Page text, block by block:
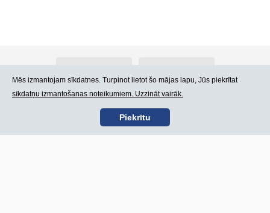
Kontakti Lietošanas noteikumi
Mēs izmantojam sīkdatnes. Turpinot lietot šo mājas lapu, Jūs piekrītat
sīkdatņu izmantošanas noteikumiem. Uzzināt vairāk.
Piekrītu